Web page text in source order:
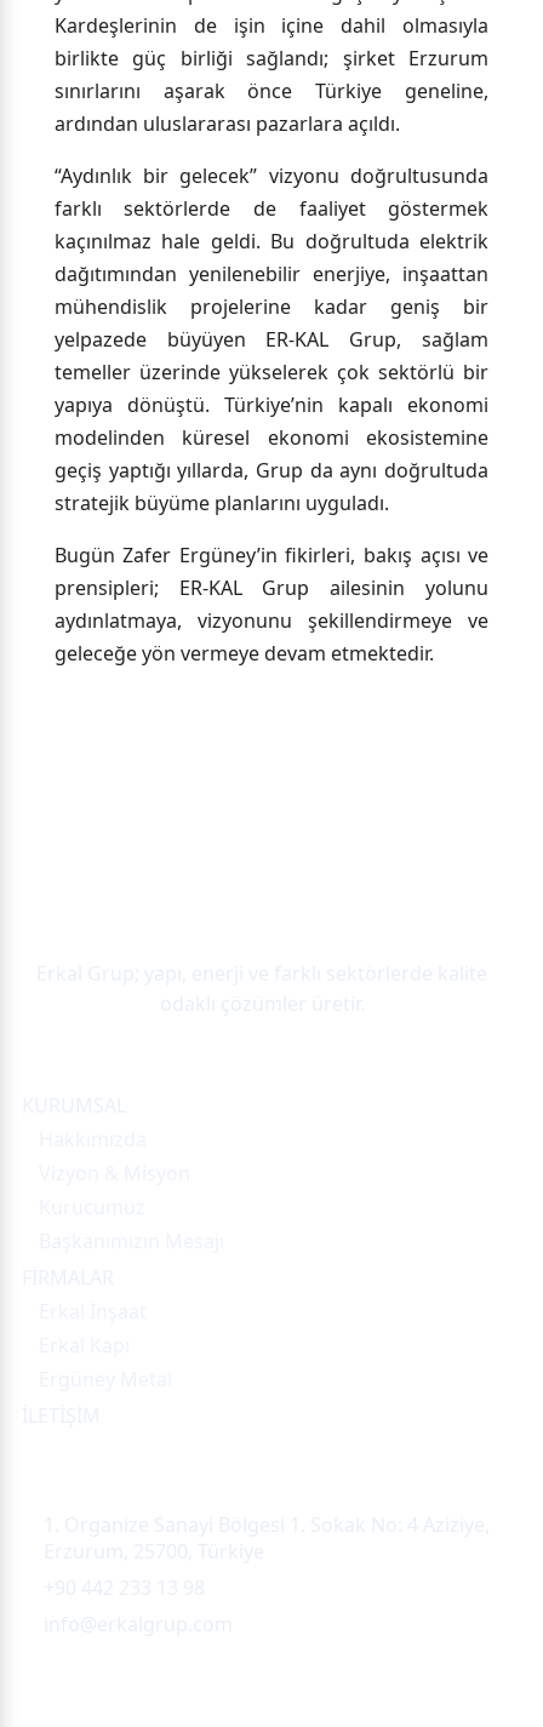
Kardeşlerinin de işin içine dahil olmasıyla
birlikte güç birliği sağlandı; şirket Erzurum
sınırlarını aşarak önce Türkiye geneline,
ardından uluslararası pazarlara açıldı.
“Aydınlık bir gelecek” vizyonu doğrultusunda
farklı sektörlerde de faaliyet göstermek
kaçınılmaz hale geldi. Bu doğrultuda elektrik
dağıtımından yenilenebilir enerjiye, inşaattan
mühendislik projelerine kadar geniş bir
yelpazede büyüyen ER-KAL Grup, sağlam
temeller üzerinde yükselerek çok sektörlü bir
yapıya dönüştü. Türkiye’nin kapalı ekonomi
modelinden küresel ekonomi ekosistemine
geçiş yaptığı yıllarda, Grup da aynı doğrultuda
stratejik büyüme planlarını uyguladı.
Bugün Zafer Ergüney’in fikirleri, bakış açısı ve
prensipleri; ER-KAL Grup ailesinin yolunu
aydınlatmaya, vizyonunu şekillendirmeye ve
geleceğe yön vermeye devam etmektedir.